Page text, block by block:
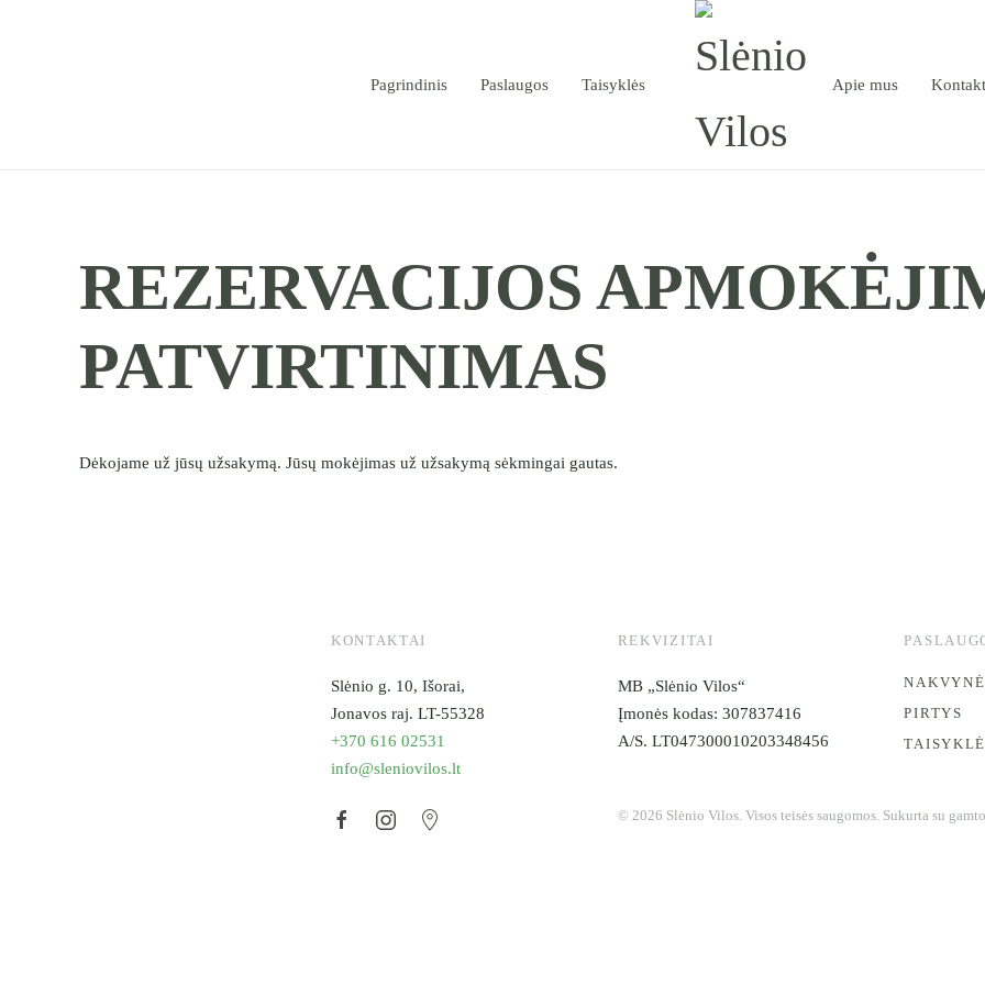
Pagrindinis Paslaugos Taisyklės Apie mus
REZERVACIJOS
PATVIRTINIMAS
Dėkojame už jūsų užsakymą. Jūsų mokėjimas už užsakymą sėkmingai gautas.
KONTAKTAI
Slėnio g. 10, Išorai,
Jonavos raj. LT-55328
+370 616 02531
info@sleniovilos.lt
REKVIZITAI
MB „Slėnio Vilos“
Įmonės kodas: 307837416
A/S. LT047300010203348456
PIRTYS
© 2026 Slėnio Vilos. Visos teisės saugomos. Sukurta su